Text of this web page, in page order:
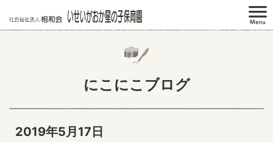
にこにこブログ
2019年5月17日